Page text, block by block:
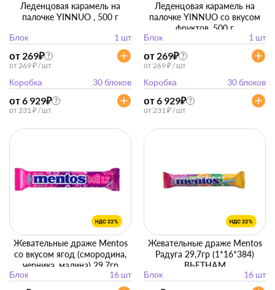
Леденцовая карамель на
палочке YINNUO , 500 г
Блок
1 шт
от 269₽ ?
от 269 ₽ / шт
Коробка 30 блоков
от 6 929₽ ?
от 231 ₽ / шт
Леденцовая карамель на
палочке YINNUO со вкусом
фруктов, 500 г
Блок
1 шт
от 269₽ ?
от 269 ₽ / шт
Коробка 30 блоков
от 6 929₽ ?
от 231 ₽ / шт
Жевательные драже Mentos
со вкусом ягод (смородина,
черника, малина) 29,7гр
(1*16*384) ВЬЕТНАМ
Блок 16 шт
Жевательные драже Mentos
Радуга 29,7гр (1*16*384)
ВЬЕТНАМ
Блок
16 шт